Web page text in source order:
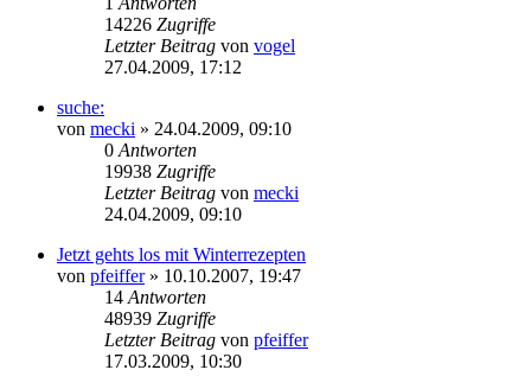
14226 Zugriffe
Letzter Beitrag von vogel
27.04.2009, 17:12
suche:
von mecki » 24.04.2009, 09:10
0 Antworten
19938 Zugriffe
Letzter Beitrag von mecki
24.04.2009, 09:10
Jetzt gehts los mit Winterrezepten
von pfeiffer» 10.10.2007, 19:47
14 Antworten
48939 Zugriffe
Letzter Beitrag von pfeiffer
17.03.2009, 10:30